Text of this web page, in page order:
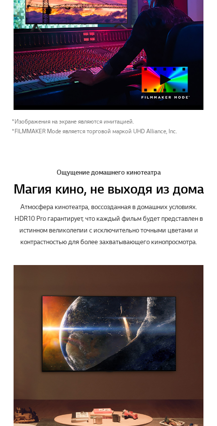
*Изображения на экране являются имитацией.
*FILMMAKER Mode является торговой маркой UHD Alliance, Inc.
Ощущение домашнего кинотеатра
Магия кино, не выходя из дома
Атмосфера кинотеатра, воссозданная в домашних условиях.
HDR10 Pro гарантирует, что каждый фильм будет представлен в
истинном великолепии с исключительно точными цветами и
контрастностью для более захватывающего кинопросмотра.